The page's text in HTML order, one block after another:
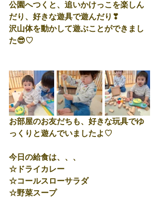
公園へつくと、追いかけっこを楽しん
だり、好きな遊具で遊んだり❣
沢山体を動かして遊ぶことができまし
た😎♡
お部屋のお友だちも、好きな玩具でゆ
っくりと遊んでいましたよ♡
今日の給食は、、、
☆ドライカレー
☆コールスローサラダ
☆野菜スープ